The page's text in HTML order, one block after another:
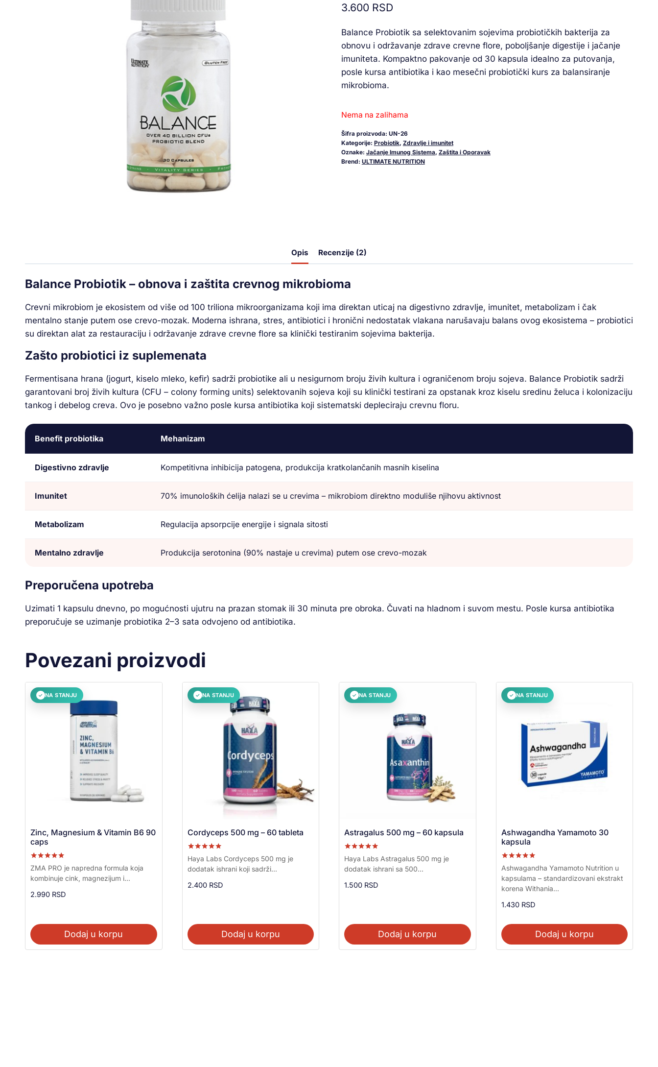
na osnovu
ocene
3.600 RSD
Balance Probiotik sa selektovanim sojevima probiotičkih bakterija za
obnovu i održavanje zdrave crevne flore, poboljšanje digestije i jačanje
imuniteta. Kompaktno pakovanje od 30 kapsula idealno za putovanja,
posle kursa antibiotika i kao mesečni probiotički kurs za balansiranje
mikrobioma.
Nema na zalihama
Šifra proizvoda: UN-26
Kategorije: Probiotik, Zdravlje i imunitet
Oznake: Jačanje Imunog Sistema, Zaštita i Oporavak
Brend: ULTIMATE NUTRITION
Opis Recenzije (2)
Balance Probiotik – obnova i zaštita crevnog mikrobioma
Crevni mikrobiom je ekosistem od više od 100 triliona mikroorganizama koji ima direktan uticaj na digestivno zdravlje, imunitet, metabolizam i čak
mentalno stanje putem ose crevo-mozak. Moderna ishrana, stres, antibiotici i hronični nedostatak vlakana narušavaju balans ovog ekosistema – probiotici
su direktan alat za restauraciju i održavanje zdrave crevne flore sa klinički testiranim sojevima bakterija.
Zašto probiotici iz suplemenata
Fermentisana hrana (jogurt, kiselo mleko, kefir) sadrži probiotike ali u nesigurnom broju živih kultura i ograničenom broju sojeva. Balance Probiotik sadrži
garantovani broj živih kultura (CFU – colony forming units) selektovanih sojeva koji su klinički testirani za opstanak kroz kiselu sredinu želuca i kolonizaciju
tankog i debelog creva. Ovo je posebno važno posle kursa antibiotika koji sistematski depleciraju crevnu floru.
Benefit probiotika Mehanizam
Digestivno zdravlje Kompetitivna inhibicija patogena, produkcija kratkolančanih masnih kiselina
Imunitet 70% imunoloških ćelija nalazi se u crevima – mikrobiom direktno moduliše njihovu aktivnost
Metabolizam Regulacija apsorpcije energije i signala sitosti
Mentalno zdravlje Produkcija serotonina (90% nastaje u crevima) putem ose crevo-mozak
Preporučena upotreba
Uzimati 1 kapsulu dnevno, po mogućnosti ujutru na prazan stomak ili 30 minuta pre obroka. Čuvati na hladnom i suvom mestu. Posle kursa antibiotika
preporučuje se uzimanje probiotika 2–3 sata odvojeno od antibiotika.
Povezani proizvodi
✓ NA STANJU
Zinc, Magnesium & Vitamin B6 90
caps
Ocenjeno sa
5.00
od 5
ZMA PRO je napredna formula koja
kombinuje cink, magnezijum i...
2.990 RSD
Dodaj u korpu
✓ NA STANJU
Cordyceps 500 mg – 60 tableta
Ocenjeno sa
5.00
od 5
Haya Labs Cordyceps 500 mg je
dodatak ishrani koji sadrži...
2.400 RSD
Dodaj u korpu
✓ NA STANJU
Astragalus 500 mg – 60 kapsula
Ocenjeno sa
5.00
od 5
Haya Labs Astragalus 500 mg je
dodatak ishrani sa 500...
1.500 RSD
Dodaj u korpu
✓ NA STANJU
Ashwagandha Yamamoto 30
kapsula
Ocenjeno sa
5.00
od 5
Ashwagandha Yamamoto Nutrition u
kapsulama – standardizovani ekstrakt
korena Withania...
1.430 RSD
Dodaj u korpu